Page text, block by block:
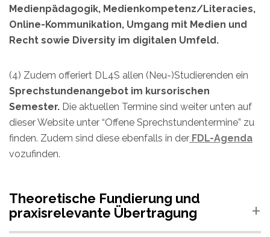
Medienpädagogik, Medienkompetenz/Literacies,
Online-Kommunikation, Umgang mit Medien und
Recht sowie Diversity im digitalen Umfeld.
(4) Zudem offeriert DL4S allen (Neu-)Studierenden ein
Sprechstundenangebot im kursorischen
Semester. Die aktuellen Termine sind weiter unten auf
dieser Website unter “Offene Sprechstundentermine” zu
finden. Zudem sind diese ebenfalls in der FDL-Agenda
vozufinden.
Theoretische Fundierung und
praxisrelevante Übertragung